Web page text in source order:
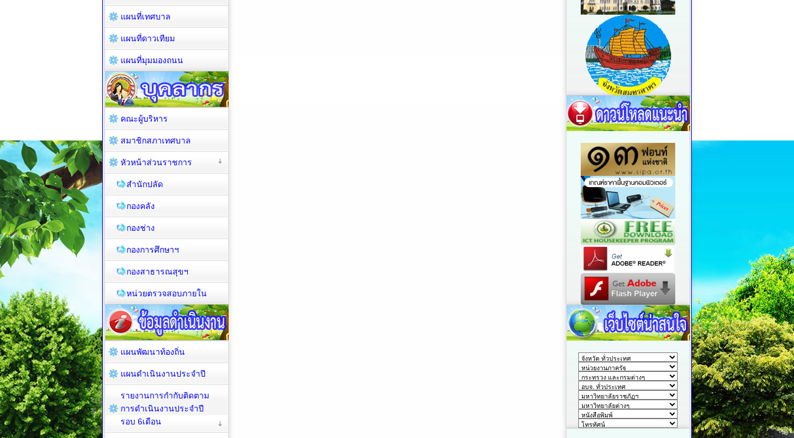
แผนที่เทศบาล
แผนที่ดาวเทียม
แผนที่มุมมองถนน
คณะผู้บริหาร
สมาชิกสภาเทศบาล
หัวหน้าส่วนราชการ
สำนักปลัด
กองคลัง
กองช่าง
กองการศึกษาฯ
กองสาธารณสุขฯ
หน่วยตรวจสอบภายใน
แผนพัฒนาท้องถิ่น
แผนดำเนินงานประจำปี
รายงานการกำกับติดตาม
การดำเนินงานประจำปี
รอบ 6เดือน